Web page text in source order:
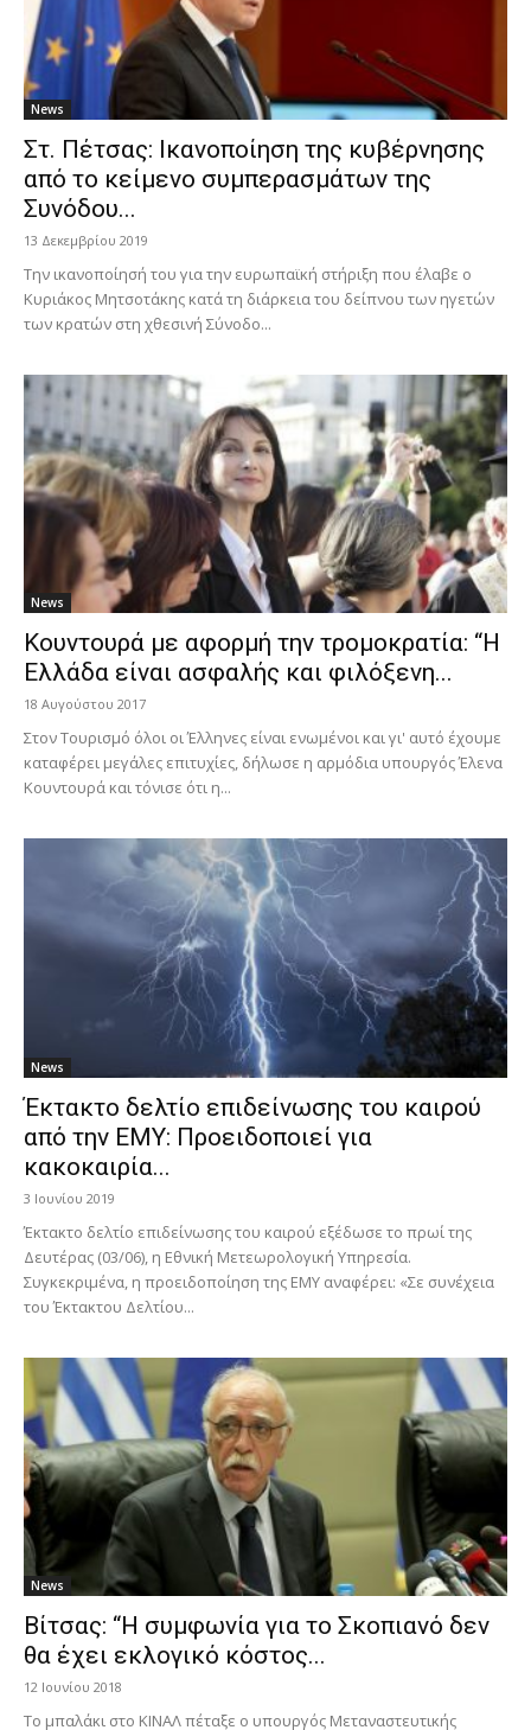
News
Στ. Πέτσας: Ικανοποίηση της κυβέρνησης
από το κείμενο συμπερασμάτων της
Συνόδου...
13 Δεκεμβρίου 2019
Την ικανοποίησή του για την ευρωπαϊκή στήριξη που έλαβε ο
Κυριάκος Μητσοτάκης κατά τη διάρκεια του δείπνου των ηγετών
των κρατών στη χθεσινή Σύνοδο...
News
Κουντουρά με αφορμή την τρομοκρατία: “Η
Ελλάδα είναι ασφαλής και φιλόξενη...
18 Αυγούστου 2017
Στον Τουρισμό όλοι οι Έλληνες είναι ενωμένοι και γι' αυτό έχουμε
καταφέρει μεγάλες επιτυχίες, δήλωσε η αρμόδια υπουργός Έλενα
Κουντουρά και τόνισε ότι η...
News
Έκτακτο δελτίο επιδείνωσης του καιρού
από την ΕΜΥ: Προειδοποιεί για
κακοκαιρία...
3 Ιουνίου 2019
Έκτακτο δελτίο επιδείνωσης του καιρού εξέδωσε το πρωί της
Δευτέρας (03/06), η Εθνική Μετεωρολογική Υπηρεσία.
Συγκεκριμένα, η προειδοποίηση της ΕΜΥ αναφέρει: «Σε συνέχεια
του Έκτακτου Δελτίου...
News
Βίτσας: “Η συμφωνία για το Σκοπιανό δεν
θα έχει εκλογικό κόστος...
12 Ιουνίου 2018
Το μπαλάκι στο ΚΙΝΑΛ πέταξε ο υπουργός Μεταναστευτικής